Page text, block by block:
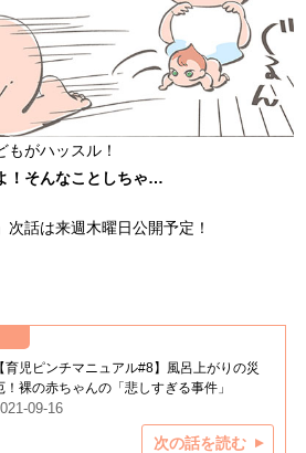
がハッスル！
！そんなことしちゃ…
次話は来週木曜日公開予定！
【育児ピンチマニュアル#8】風呂上がりの災
！裸の赤ちゃんの「悲しすぎる事件」
09-16
次の話を読む